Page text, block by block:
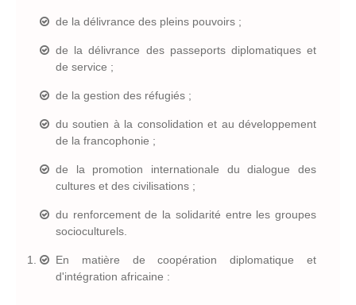
de la délivrance des pleins pouvoirs ;
de la délivrance des passeports diplomatiques et
de service ;
de la gestion des réfugiés ;
du soutien à la consolidation et au développement
de la francophonie ;
de la promotion internationale du dialogue des
cultures et des civilisations ;
du renforcement de la solidarité entre les groupes
socioculturels.
En matière de coopération diplomatique et
d'intégration africaine :